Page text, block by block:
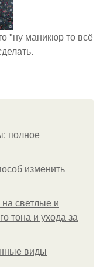
"ну маникюр то всё
полное
изменить
светлые и
тона и ухода за
виды